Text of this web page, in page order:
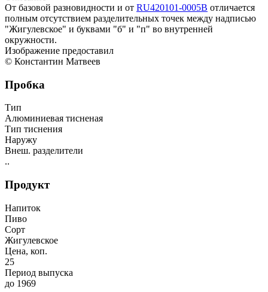
От базовой разновидности и от RU420101-0005B отличается
полным отсутствием разделительных точек между надписью
"Жигулевское" и буквами "б" и "п" во внутренней
окружности.
Изображение предоставил
© Константин Матвеев
Пробка
Тип
Алюминиевая тисненая
Тип тиснения
Наружу
Внеш. разделители
..
Продукт
Напиток
Пиво
Сорт
Жигулевское
Цена, коп.
25
Период выпуска
до 1969